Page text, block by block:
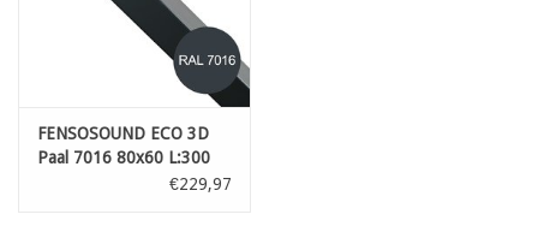
FENSOSOUND ECO 3D
Paal 7016 80x60 L:300
€229,97